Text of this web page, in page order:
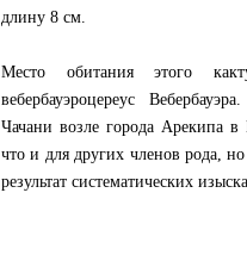
длину 8 см.
Место обитания этого
вебербауэроцереус
Чачани возле города Арекипа
что и для других членов рода,
результат систематических